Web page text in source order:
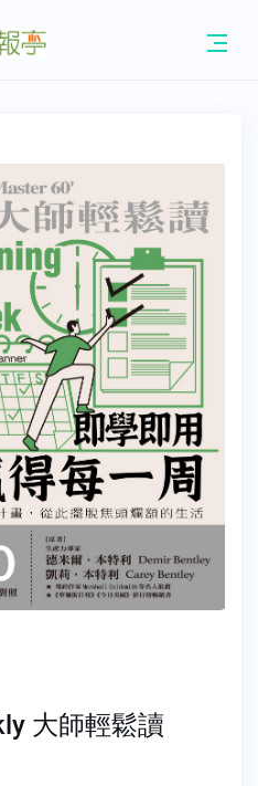
大師輕鬆讀